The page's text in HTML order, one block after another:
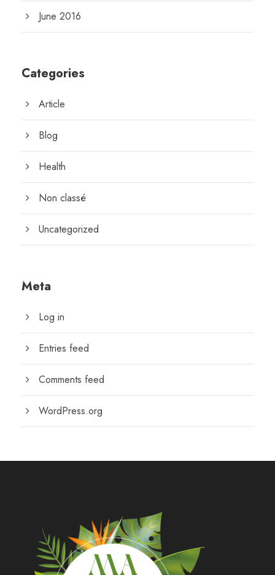
June 2016
Categories
Article
Blog
Health
Non classé
Uncategorized
Meta
Log in
Entries feed
Comments feed
WordPress.org